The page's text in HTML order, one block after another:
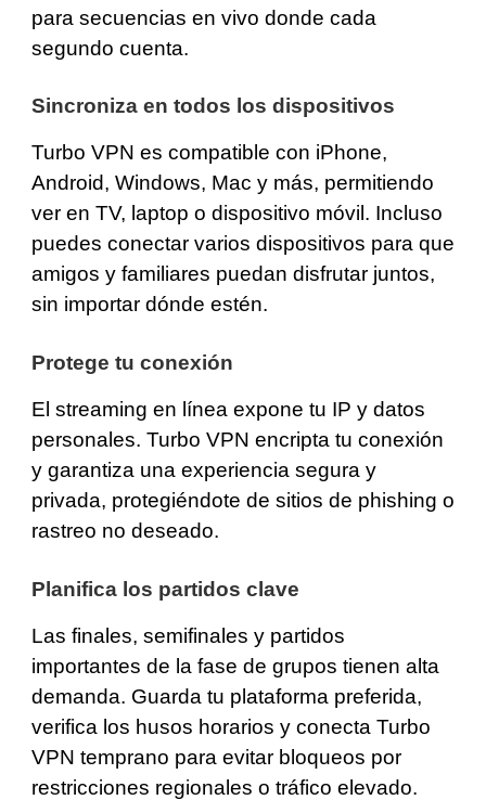
para secuencias en vivo donde cada
segundo cuenta.
Sincroniza en todos los dispositivos
Turbo VPN es compatible con iPhone,
Android, Windows, Mac y más, permitiendo
ver en TV, laptop o dispositivo móvil. Incluso
puedes conectar varios dispositivos para que
amigos y familiares puedan disfrutar juntos,
sin importar dónde estén.
Protege tu conexión
El streaming en línea expone tu IP y datos
personales. Turbo VPN encripta tu conexión
y garantiza una experiencia segura y
privada, protegiéndote de sitios de phishing o
rastreo no deseado.
Planifica los partidos clave
Las finales, semifinales y partidos
importantes de la fase de grupos tienen alta
demanda. Guarda tu plataforma preferida,
verifica los husos horarios y conecta Turbo
VPN temprano para evitar bloqueos por
restricciones regionales o tráfico elevado.